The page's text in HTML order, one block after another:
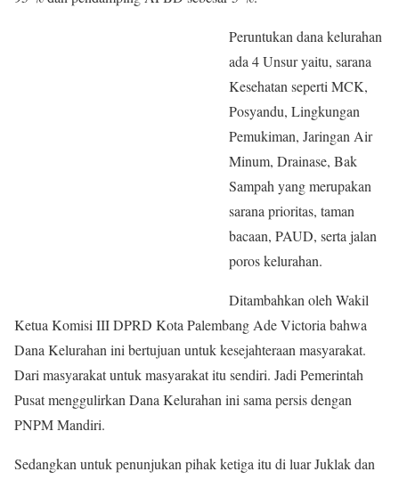
Peruntukan dana kelurahan
ada 4 Unsur yaitu, sarana
Kesehatan seperti MCK,
Posyandu, Lingkungan
Pemukiman, Jaringan Air
Minum, Drainase, Bak
Sampah yang merupakan
sarana prioritas, taman
bacaan, PAUD, serta jalan
poros kelurahan.
Ditambahkan oleh Wakil
Ketua Komisi III DPRD Kota Palembang Ade Victoria bahwa
Dana Kelurahan ini bertujuan untuk kesejahteraan masyarakat.
Dari masyarakat untuk masyarakat itu sendiri. Jadi Pemerintah
Pusat menggulirkan Dana Kelurahan ini sama persis dengan
PNPM Mandiri.
Sedangkan untuk penunjukan pihak ketiga itu di luar Juklak dan